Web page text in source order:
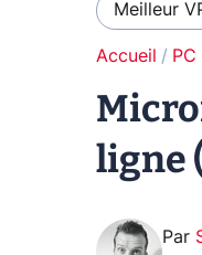
Meilleur
Accueil PC
ligne
Par